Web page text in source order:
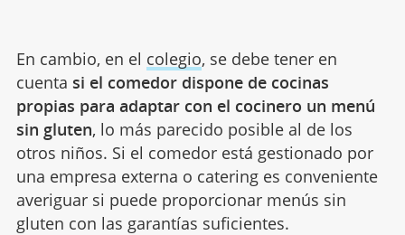
En cambio, en el colegio, se debe tener en
cuenta si el comedor dispone de cocinas
propias para adaptar con el cocinero un menú
sin gluten, lo más parecido posible al de los
otros niños. Si el comedor está gestionado por
una empresa externa o catering es conveniente
averiguar si puede proporcionar menús sin
gluten con las garantías suficientes.